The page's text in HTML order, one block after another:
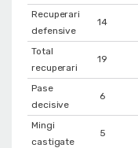
Recuperari
defensive
14
Total
recuperari
19
Pase
decisive
6
Mingi
castigate
5